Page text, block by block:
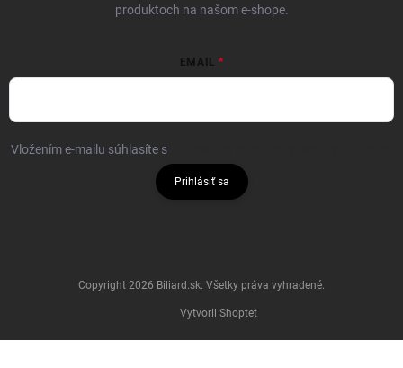
produktoch na našom e-shope.
EMAIL
Vložením e-mailu súhlasíte s
Prihlásiť sa
Vytvoril Shoptet
Copyright 2026 Biliard.sk. Všetky práva vyhradené.